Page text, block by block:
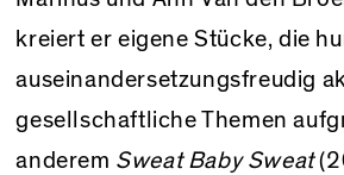
kreiert er eigene Stücke, die
auseinandersetzungsfreudig
gesellschaftliche Themen
anderem Sweat Baby Sweat